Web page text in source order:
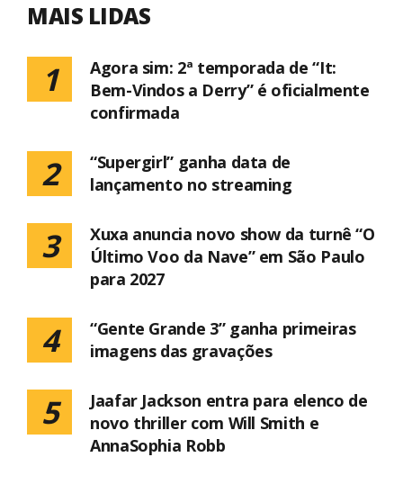
MAIS LIDAS
1
Agora sim: 2ª temporada de “It:
Bem-Vindos a Derry” é oficialmente
confirmada
2
“Supergirl” ganha data de
lançamento no streaming
3
Xuxa anuncia novo show da turnê “O
Último Voo da Nave” em São Paulo
para 2027
4
“Gente Grande 3” ganha primeiras
imagens das gravações
5
Jaafar Jackson entra para elenco de
novo thriller com Will Smith e
AnnaSophia Robb